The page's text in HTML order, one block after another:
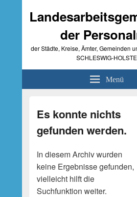
der
der Städte, Kreise, Ämter, Gemeinden
SCHLESWIG-
Menü
Es konnte nichts
gefunden werden.
In diesem Archiv wurden
keine Ergebnisse gefunden,
vielleicht hilft die
Suchfunktion weiter.
Seitenleisten-
Widgetbereich